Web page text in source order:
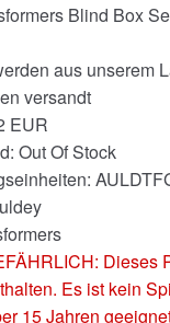
Blind Box
aus unserem
versandt
EUR
Out Of Stock
Dieses
Es ist kein
15 Jahren